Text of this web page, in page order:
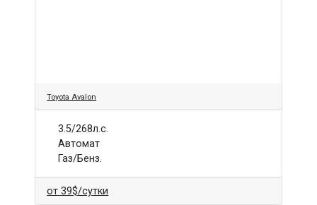
Toyota Avalon
3.5/268л.с.
Автомат
Газ/Бенз.
от39$/сутки